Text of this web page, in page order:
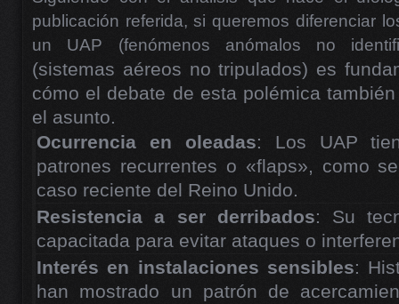
publicación referida, si queremos diferenciar
un UAP (fenómenos anómalos no
(sistemas aéreos no tripulados) es
cómo el debate de esta polémica
el asunto.
Ocurrencia en oleadas: Los UAP
patrones recurrentes o «flaps», como
caso reciente del Reino Unido.
Resistencia a ser derribados: Su
capacitada para evitar ataques o
Interés en instalaciones sensibles:
han mostrado un patrón de